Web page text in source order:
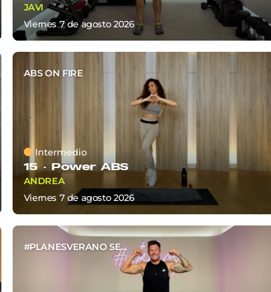
JAVI
viernes 7deagosto 2026
ABS ON FIRE
Intermedio
15 · Power ABS
ANDREA
viernes 7de agosto 2026
#PLANESVERANO SEM6